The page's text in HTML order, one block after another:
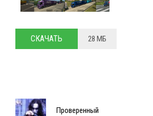
СКАЧАТЬ 28 МБ
Проверенный